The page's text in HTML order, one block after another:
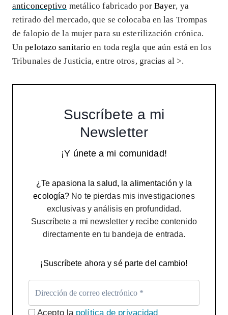
anticonceptivo metálico fabricado por Bayer, ya
retirado del mercado, que se colocaba en las Trompas
de falopio de la mujer para su esterilización crónica.
Unpelotazo sanitario en toda regla que aún está en los
Tribunales de Justicia, entre otros, gracias al >.
Suscríbete a mi
Newsletter
¡Y únete a mi comunidad!
¿Te apasiona la salud, la alimentación y la
ecología? No te pierdas mis investigaciones
exclusivas y análisis en profundidad.
Suscríbete a mi newsletter y recibe contenido
directamente en tu bandeja de entrada.
¡Suscríbete ahora y sé parte del cambio!
Acepto la política de privacidad